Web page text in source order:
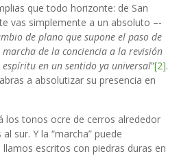
que todo horizonte: de San
vas simplemente a un absoluto –-
de plano que supone el paso de
de la conciencia a la revisión
en un sentido ya universal”[2].
a absolutizar su presencia en
los tonos ocre de cerros alrededor
sur. Y la “marcha” puede
escritos con piedras duras en